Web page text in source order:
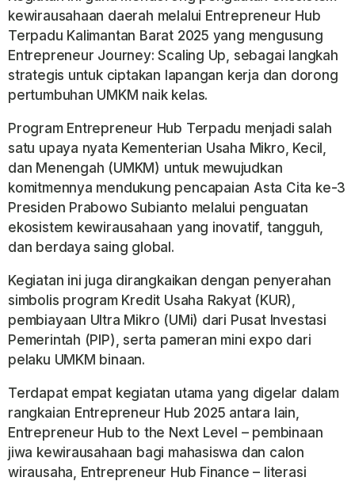
kewirausahaan daerah melalui Entrepreneur Hub
Terpadu Kalimantan Barat 2025 yang mengusung
Entrepreneur Journey: Scaling Up, sebagai langkah
strategis untuk ciptakan lapangan kerja dan dorong
pertumbuhan UMKM naik kelas.
Program Entrepreneur Hub Terpadu menjadi salah
satu upaya nyata Kementerian Usaha Mikro, Kecil,
dan Menengah (UMKM) untuk mewujudkan
komitmennya mendukung pencapaian Asta Cita ke-3
Presiden Prabowo Subianto melalui penguatan
ekosistem kewirausahaan yang inovatif, tangguh,
dan berdaya saing global.
Kegiatan ini juga dirangkaikan dengan penyerahan
simbolis program Kredit Usaha Rakyat (KUR),
pembiayaan Ultra Mikro (UMi) dari Pusat Investasi
Pemerintah (PIP), serta pameran mini expo dari
pelaku UMKM binaan.
Terdapat empat kegiatan utama yang digelar dalam
rangkaian Entrepreneur Hub 2025 antara lain,
Entrepreneur Hub to the Next Level – pembinaan
jiwa kewirausahaan bagi mahasiswa dan calon
wirausaha, Entrepreneur Hub Finance – literasi